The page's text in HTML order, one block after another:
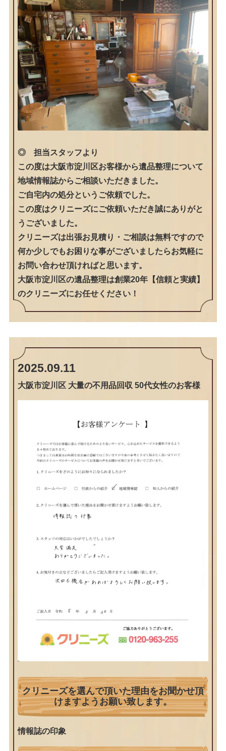
◎ 担当スタッフより
この度は大阪市淀川区お客様から遺品整理について
地域情報誌からご相談いただきました。
ご自宅内の処分というご依頼でした。
この度はクリニーズにご依頼いただき誠にありがと
うございました。
クリニーズは出張お見積り・ご相談は無料ですので
何か少しでもお困りな事がございましたらお気軽に
お問い合わせ頂ければと思います。
大阪市淀川区の遺品整理は創業20年【信頼と実績】
のクリニーズにお任せください！
2025.09.11
大阪市淀川区 大量の不用品回収 50代女性のお客様
クリニーズを選んで頂いた理由をお聞かせ頂
けますようお願い致します。
情報誌の印象